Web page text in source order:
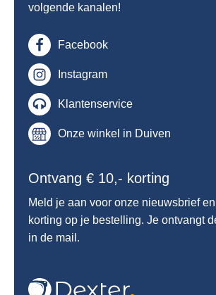
volgende kanalen!
Facebook
Instagram
Klantenservice
Onze winkel in Duiven
Ontvang € 10,- korting
Meld je aan voor onze nieuwsbrief
korting op je bestelling. Je ontvangt
in de mail.